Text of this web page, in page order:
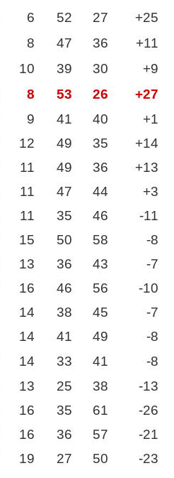
6 52 27
+25
8 47 36
+11
10 39 30
+9
8 53 26
+27
9 41 40
+1
12 49 35
+14
11 49 36
+13
11 47 44
+3
11 35 46
-11
15 50 58
-8
13 36 43
-7
16 46 56
-10
14 38 45
-7
14 41 49
-8
14 33 41
-8
13 25 38
-13
16 35 61
-26
16 36 57
-21
19 27 50 -23